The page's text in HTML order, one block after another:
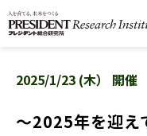
有料講座
2025/1/23 (木） 開催
～2025年を迎え